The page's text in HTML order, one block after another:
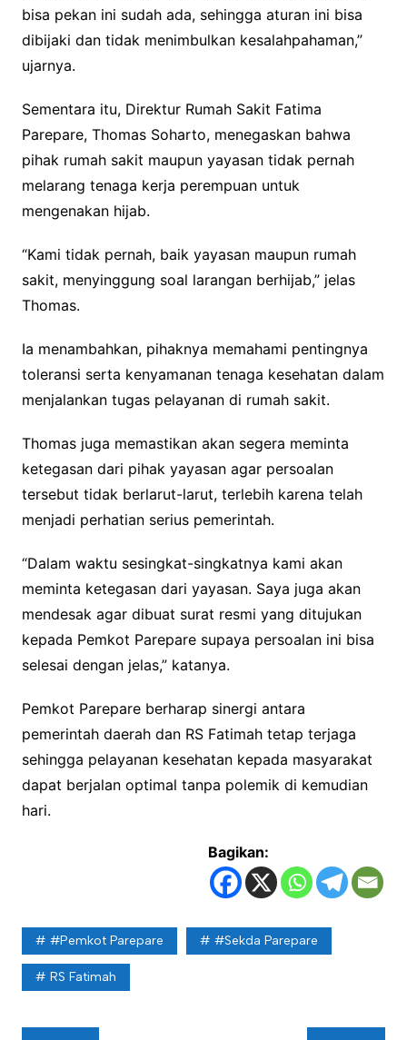
bisa pekan ini sudah ada, sehingga aturan ini bisa
dibijaki dan tidak menimbulkan kesalahpahaman,”
ujarnya.
Sementara itu, Direktur Rumah Sakit Fatima
Parepare, Thomas Soharto, menegaskan bahwa
pihak rumah sakit maupun yayasan tidak pernah
melarang tenaga kerja perempuan untuk
mengenakan hijab.
“Kami tidak pernah, baik yayasan maupun rumah
sakit, menyinggung soal larangan berhijab,” jelas
Thomas.
Ia menambahkan, pihaknya memahami pentingnya
toleransi serta kenyamanan tenaga kesehatan dalam
menjalankan tugas pelayanan di rumah sakit.
Thomas juga memastikan akan segera meminta
ketegasan dari pihak yayasan agar persoalan
tersebut tidak berlarut-larut, terlebih karena telah
menjadi perhatian serius pemerintah.
“Dalam waktu sesingkat-singkatnya kami akan
meminta ketegasan dari yayasan. Saya juga akan
mendesak agar dibuat surat resmi yang ditujukan
kepada Pemkot Parepare supaya persoalan ini bisa
selesai dengan jelas,” katanya.
Pemkot Parepare berharap sinergi antara
pemerintah daerah dan RS Fatimah tetap terjaga
sehingga pelayanan kesehatan kepada masyarakat
dapat berjalan optimal tanpa polemik di kemudian
hari.
Bagikan:
#Pemkot Parepare #Sekda Parepare
RS Fatimah